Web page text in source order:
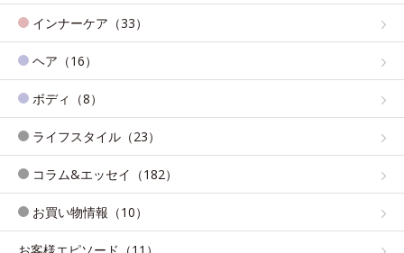
インナーケア（33）
ヘア（16）
ボディ（8）
ライフスタイル（23）
コラム&エッセイ（182）
お買い物情報（10）